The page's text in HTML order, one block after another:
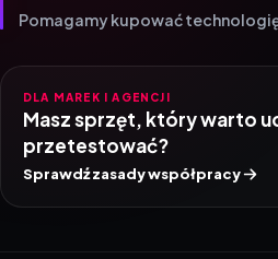
Pomagamy kupować
DLA MAREK I AGENCJI
Masz sprzęt, który warto
przetestować?
Sprawdź zasady współpracy